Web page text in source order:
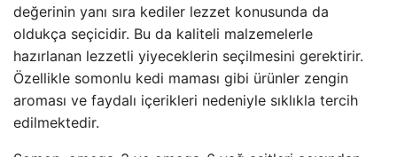
değerinin yanı sıra kediler lezzet konusunda da
oldukça seçicidir. Bu da kaliteli malzemelerle
hazırlanan lezzetli yiyeceklerin seçilmesini gerektirir.
Özellikle somonlu kedi maması gibi ürünler zengin
aroması ve faydalı içerikleri nedeniyle sıklıkla tercih
edilmektedir.